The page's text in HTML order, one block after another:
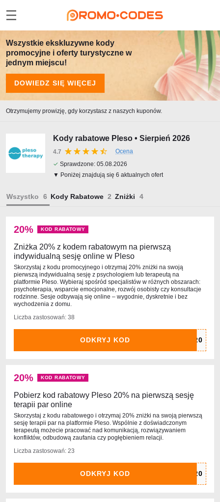
Wszystkie ekskluzywne kody
promocyjne i oferty turystyczne w
jednym miejscu!
DOWIEDZ SIĘ WIĘCEJ
Otrzymujemy prowizję, gdy korzystasz z naszych kuponów.
Kody rabatowe Pleso • Sierpień 2026
4.7
Ocena
✓ Sprawdzone: 05.08.2026
▼ Poniżej znajdują się 6 aktualnych ofert
Wszystko Kody Rabatowe Zniżki
20% KOD RABATOWY
Zniżka 20% z kodem rabatowym na pierwszą
indywidualną sesję online w Pleso
Skorzystaj z kodu promocyjnego i otrzymaj 20% zniżki na swoją
pierwszą indywidualną sesję z psychologiem lub terapeutą na
platformie Pleso. Wybieraj spośród specjalistów w różnych obszarach:
psychoterapia, wsparcie emocjonalne, rozwój osobisty czy konsultacje
rodzinne. Sesje odbywają się online – wygodnie, dyskretnie i bez
wychodzenia z domu.
Liczba zastosowań: 38
ODKRYJ KOD
20% KOD RABATOWY
Pobierz kod rabatowy Pleso 20% na pierwszą sesję
terapii par online
Skorzystaj z kodu rabatowego i otrzymaj 20% zniżki na swoją pierwszą
sesję terapii par na platformie Pleso. Wspólnie z doświadczonym
terapeutą możecie pracować nad komunikacją, rozwiązywaniem
konfliktów, odbudową zaufania czy pogłębieniem relacji.
Liczba zastosowań: 23
ODKRYJ KOD